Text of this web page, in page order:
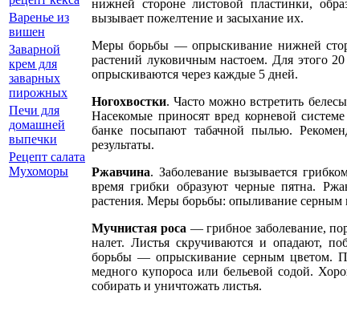
нижней стороне листовой пластинки,
вызывает пожелтение и засыхание их.
Меры борьбы — опрыскивание нижней
растений луковичным настоем. Для этого
опрыскиваются через каждые 5 дней.
Ногохвостки. Часто можно встретить
Насекомые приносят вред корневой
банке посыпают табачной пылью.
результаты.
Ржавчина. Заболевание вызывается
время грибки образуют черные пятна.
растения. Меры борьбы: опыливание серным
Мучнистая роса — грибное заболевание,
налет. Листья скручиваются и опадают,
борьбы — опрыскивание серным цветом.
медного купороса или бельевой содой.
собирать и уничтожать листья.
Варенье из
вишен
Заварной
крем для
заварных
пирожных
Печи для
домашней
выпечки
Рецепт салата
Мухоморы